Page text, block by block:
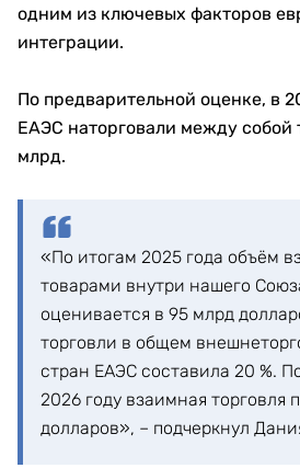
одним из ключевых факторов
интеграции.
По предварительной оценке, в
ЕАЭС наторговали между собой
млрд.
«По итогам 2025 года объём
товарами внутри нашего
оценивается в 95 млрд
торговли в общем
стран ЕАЭС составила 20 %.
2026 году взаимная торговля
долларов», – подчеркнул